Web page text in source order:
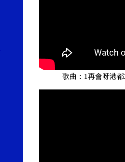
歌曲：1再會呀港